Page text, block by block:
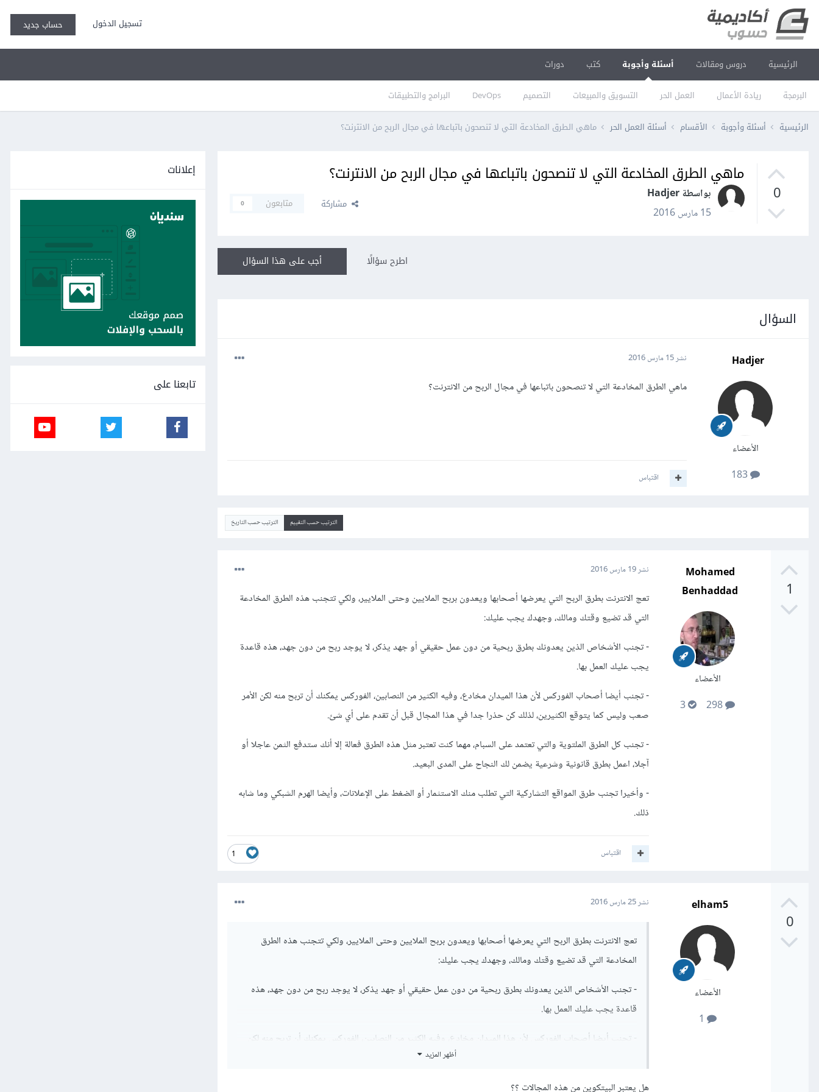
تسجيل الدخول حساب جديد
الرئيسية دروس ومقالات أسئلة وأجوبة
البرمجة ريادة الأعمال العمل الحر التسويق والمبيعات التصميم DevOps البرامج والتطبيقات
كتب دورات
الرئيسية أسئلة وأجوبة الأقسام أسئلة العمل الحر ماهي الطرق المخادعة التي لا تنصحون باتباعها في مجال الربح من الانترنت؟
0
ماهي الطرق المخادعة التي لا تنصحون باتباعها في مجال الربح من الانترنت؟
بواسطة Hadjer
15 مارس 2016
مشاركة متابعون 0
أجب على هذا السؤال اطرح سؤالًا
السؤال
Hadjer
الأعضاء
183
نشر15 مارس 2016
ماهي الطرق المخادعة التي لا تنصحون باتباعها في مجال الربح من الانترنت؟
اقتباس
الترتيب حسب التقييم الترتيب حسب التاريخ
1
Mohamed
Benhaddad
الأعضاء
نشر19 مارس 2016
تعج الانترنت بطرق الربح التي يعرضها أصحابها ويعدون بربح الملايين وحتى الملايير، ولكي تتجنب هذه الطرق المخادعة
التي قد تضيع وقتك ومالك، وجهدك يجب عليك:
- تجنب الأشخاص الذين يعدونك بطرق ربحية من دون عمل حقيقي أو جهد يذكر، لا يوجد ربح من دون جهد، هذه قاعدة
يجب عليك العمل بها.
- تجنب أيضا أصحاب الفوركس لأن هذا الميدان مخادع، وفيه الكثير من النصابين، الفوركس يمكنك أن تربح منه لكن الأمر
صعب وليس كما يتوقع الكثيرين، لذلك كن حذرا جدا في هذا المجال قبل أن تقدم على أي شئ.
- تجنب كل الطرق الملتوية والتي تعتمد على السبام، مهما كنت تعتبر مثل هذه الطرق فعالة إلا أنك ستدفع الثمن عاجلا أو
آجلا، اعمل بطرق قانونية وشرعية يضمن لك النجاح على المدى البعيد.
- وأخيرا تجنب طرق المواقع التشاركية التي تطلب منك الاستثمار أو الضغط على الإعلانات، وأيضا الهرم الشبكي وما شابه
ذلك.
1 اقتباس
0
elham5
الأعضاء
نشر25 مارس 2016
تعج الانترنت بطرق الربح التي يعرضها أصحابها ويعدون بربح الملايين وحتى الملايير، ولكي تتجنب هذه الطرق
المخادعة التي قد تضيع وقتك ومالك، وجهدك يجب عليك:
- تجنب الأشخاص الذين يعدونك بطرق ربحية من دون عمل حقيقي أو جهد يذكر، لا يوجد ربح من دون جهد، هذه
قاعدة يجب عليك العمل بها.
- تجنب أيضا أصحاب الفوركس لأن هذا الميدان مخادع، وفيه الكثير من النصابين، الفوركس يمكنك أن تربح منه لكن
الأمر صعب وليس كما يتوقع الكثيرين، لذلك كن حذرا جدا في هذا المجال قبل أن تقدم على أي شئ.
- تجنب كل الطرق الملتوية والتي تعتمد على السبام، مهما كنت تعتبر مثل هذه الطرق فعالة إلا أنك ستدفع الثمن عاجلا
أظهر المزيد
هل يعتبر البيتكوين من هذه المجالات ؟؟
إعلانات
تابعنا على